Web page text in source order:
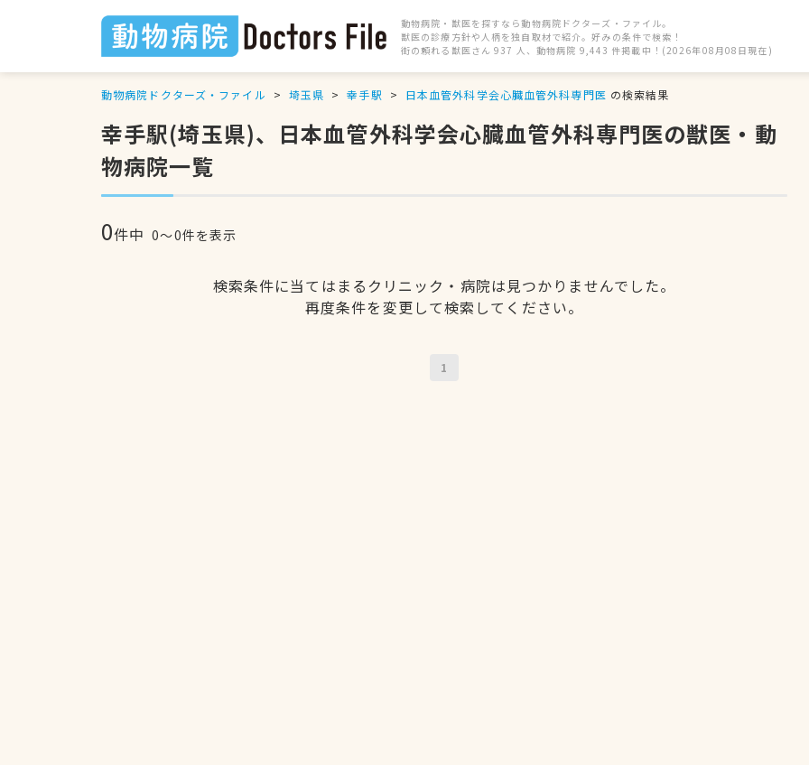
動物病院・獣医を探すなら動物病院ドクターズ・ファイル。
獣医の診療方針や人柄を独自取材で紹介。好みの条件で検索！
街の頼れる獣医さん 937 人、動物病院 9,443 件掲載中！(2026年08月08日現在)
動物病院ドクターズ・ファイル 埼玉県 幸手駅 日本血管外科学会心臓血管外科専門医 の検索結果
幸手駅(埼玉県)、日本血管外科学会心臓血管外科専門医の獣医・動
物病院一覧
0件中 0〜0件を表示
検索条件に当てはまるクリニック・病院は見つかりませんでした。
再度条件を変更して検索してください。
1